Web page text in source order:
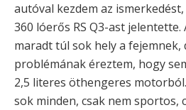
autóval kezdem az
360 lóerős RS Q3-ast
maradt túl sok hely a fejemnek,
problémának éreztem, hogy
2,5 literes öthengeres
sok minden, csak nem sportos,